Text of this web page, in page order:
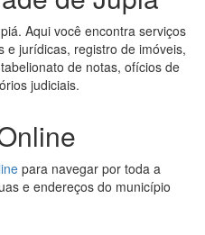
Aqui você encontra serviços
e jurídicas, registro de imóveis,
de notas, ofícios de
judiciais.
para navegar por toda a
e endereços do município